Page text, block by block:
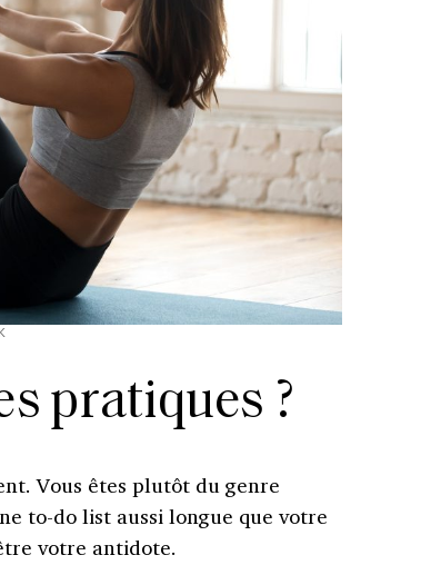
pratiques ?
Vous êtes plutôt du genre
to-do list aussi longue que votre
votre antidote.